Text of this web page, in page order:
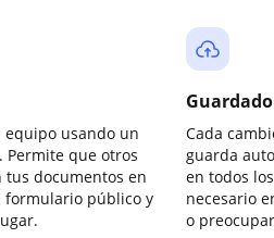
equipo usando un
Permite que otros
tus documentos en
formulario público y
Cada
guarda
en todos
necesario
o